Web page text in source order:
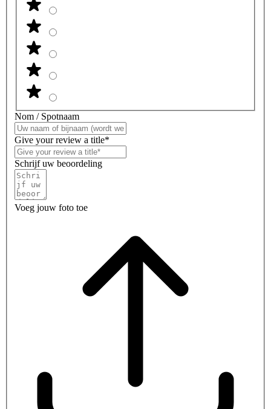
Nom / Spotnaam
Give your review a title*
Schrijf uw beoordeling
Voeg jouw foto toe